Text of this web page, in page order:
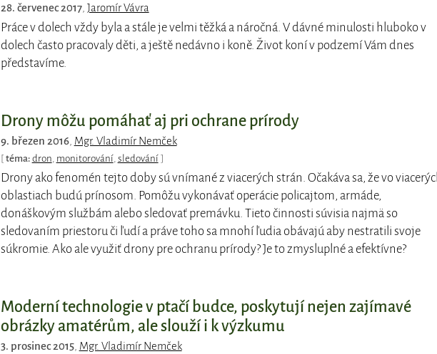
28. červenec 2017, Jaromír Vávra
Práce v dolech vždy byla a stále je velmi těžká a náročná. V dávné minulosti hluboko v
dolech často pracovaly děti, a ještě nedávno i koně. Život koní v podzemí Vám dnes
představíme.
Drony môžu pomáhať aj pri ochrane prírody
9. březen 2016, Mgr. Vladimír Nemček
[ téma: dron, monitorování, sledování]
Drony ako fenomén tejto doby sú vnímané z viacerých strán. Očakáva sa, že vo
oblastiach budú prínosom. Pomôžu vykonávať operácie policajtom, armáde,
donáškovým službám alebo sledovať premávku. Tieto činnosti súvisia najmä so
sledovaním priestoru či ľudí a práve toho sa mnohí ľudia obávajú aby nestratili svoje
súkromie. Ako ale využiť drony pre ochranu prírody? Je to zmysluplné a efektívne?
Moderní technologie v ptačí budce, poskytují nejen zajímavé
obrázky amatérům, ale slouží i k výzkumu
3. prosinec 2015, Mgr. Vladimír Nemček